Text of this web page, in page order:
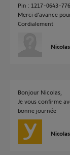
Pin : 1217-0643-
Merci d'avance
Cordialement
Nicolas
Bonjour Nicolas,
Je vous confirme
bonne journée